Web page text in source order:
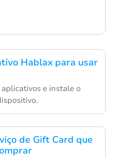
Hablax para usar
e instale o
de Gift Card que